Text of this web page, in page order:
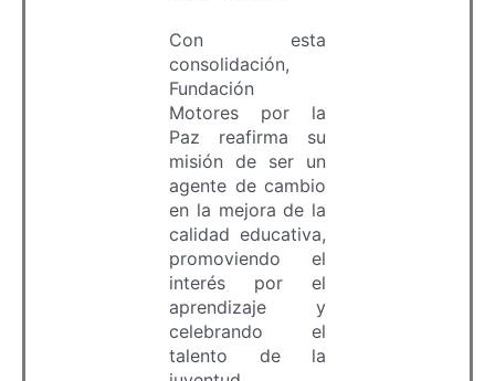
Con esta
consolidación,
Fundación
Motores por la
Paz reafirma su
misión de ser un
agente de cambio
en la mejora de la
calidad educativa,
promoviendo el
interés por el
aprendizaje y
celebrando el
talento de la